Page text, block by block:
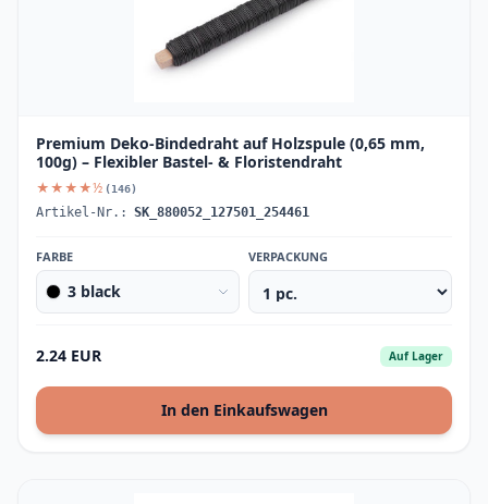
Premium Deko-Bindedraht auf Holzspule (0,65 mm,
100g) – Flexibler Bastel- & Floristendraht
★★★★½ (146)
Artikel-Nr.: SK_880052_127501_254461
FARBE
3 black
VERPACKUNG
2.24 EUR Auf Lager
In den Einkaufswagen